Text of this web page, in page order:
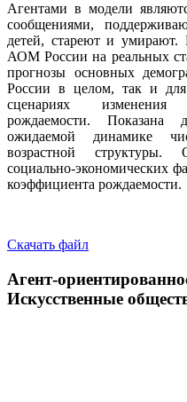
Агентами в модели
сообщениями,
детей, стареют и умирают.
АОМ России на реальных
прогнозы основных
России в целом, так и
сценариях изменения
рождаемости. Показана
ожидаемой динамике
возрастной структуры.
социально-экономических
коэффициента рождаемости.
Скачать файл
Агент-
Искусственные